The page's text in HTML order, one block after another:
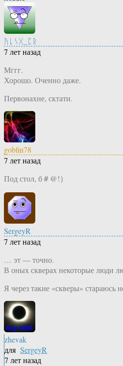
ᚤᚳᛊᚷ_ᛈᚱ
7 лет назад
Мггг.
Хорошо. Оченно даже.
Первонахне, сктати.
goblin78
7 лет назад
Под стол, б＃@!）
SergeyR
7 лет назад
… эт — точно.
В оных скверах некоторые люди
Я через такие «скверы» стараюсь
zhevak
для SergeyR
7 лет назад